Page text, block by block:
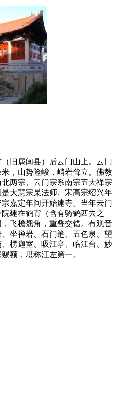
旧属闽县）后云门山上。云门
，山势险峻，峭岩耸立。佛教
两宗。云门宗系南宗五大禅宗
大慧宗杲法师。宋高宗绍兴年
嘉定年间开始建寺。当年云门
建在鹤背（含有骑鹤西去之
飞檐翘角，重叠交错。有观音
坐禅岩、石门箑、五色泉、望
楞迦室、吸江亭、临江台、妙
额，堪称江左第一。